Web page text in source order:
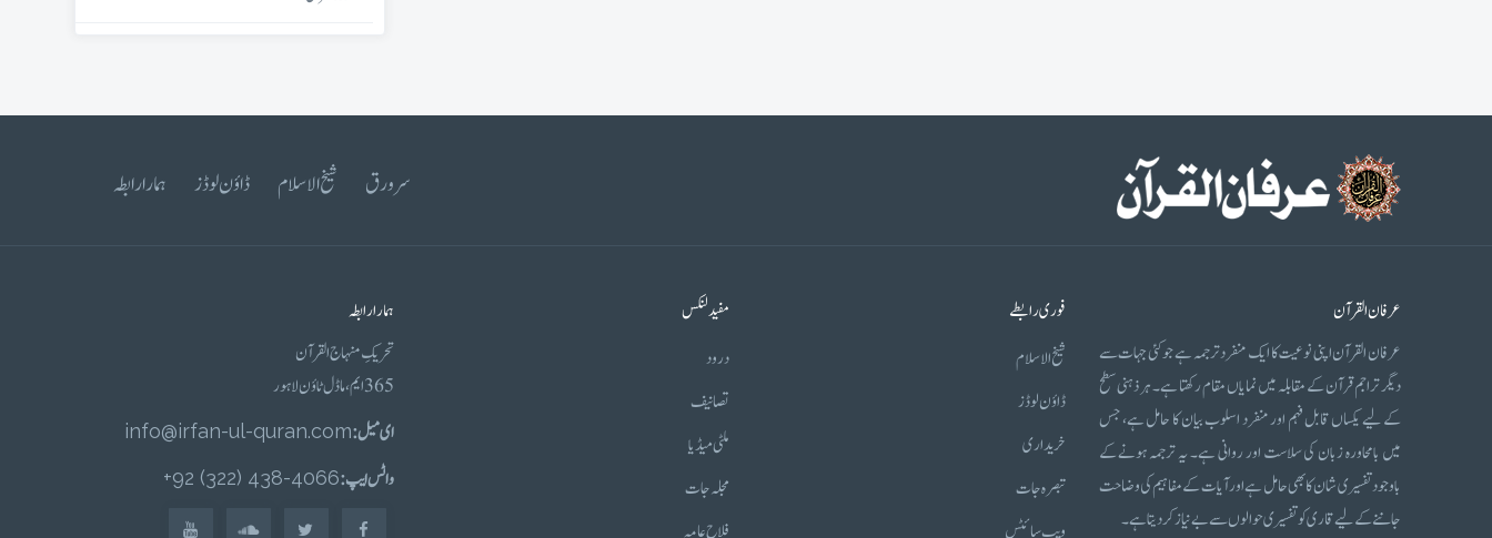
سرورق شیخ الاسلام ڈاؤن لوڈز ہمارا رابطہ
عرفان القرآن
عرفان القرآن اپنی نوعیت کا ایک منفرد ترجمہ ہے جو کئی جہات سے
دیگر تراجم قرآن کے مقابلہ میں نمایاں مقام رکھتا ہے۔ ہر ذہنی سطح
کے لیے یکساں قابل فہم اور منفرد اسلوب بیان کا حامل ہے، جس
میں بامحاورہ زبان کی سلاست اور روانی ہے۔ یہ ترجمہ ہونے کے
باوجود تفسیری شان کا بھی حامل ہے اور آیات کے مفاہیم کی وضاحت
جاننے کے لیے قاری کو تفسیری حوالوں سے بے نیاز کر دیتا ہے۔
فوری رابطے
شیخ الاسلام
ڈاؤن لوڈز
خریداری
تبصرہ جات
ویب سائٹس
مفید لنکس
درود
تصانیف
ملٹی میڈیا
مجلہ جات
فلاح عامہ
ہمارا رابطہ
تحریکِ منہاج القرآن
365 ایم، ماڈل ٹاؤن لاہور
ای میل :info@irfan-ul-quran.com
واٹس ایپ :4066-438 (322) 92+